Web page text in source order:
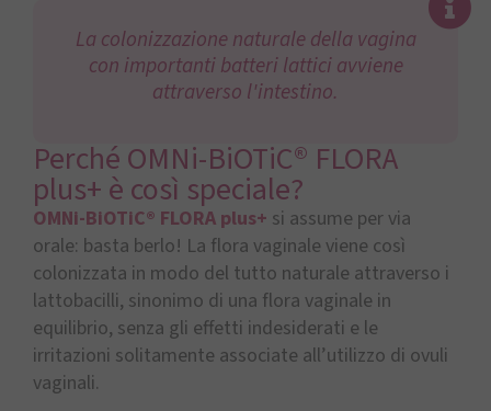
La colonizzazione naturale della vagina
con importanti batteri lattici avviene
attraverso l'intestino.
Perché OMNi-BiOTiC® FLORA
plus+ è così speciale?
OMNi-BiOTiC® FLORA plus+ si assume per via
orale: basta berlo! La flora vaginale viene così
colonizzata in modo del tutto naturale attraverso i
lattobacilli, sinonimo di una flora vaginale in
equilibrio, senza gli effetti indesiderati e le
irritazioni solitamente associate all’utilizzo di ovuli
vaginali.